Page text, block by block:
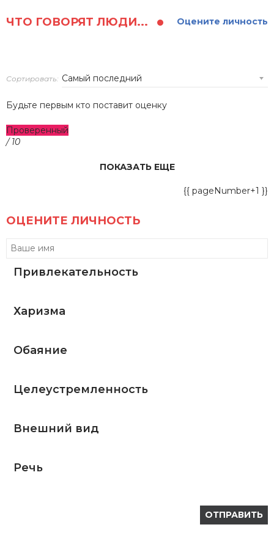
ЧТО ГОВОРЯТ ЛЮДИ... Оцените личность
Сортировать:
Будьте первым кто поставит оценку
Проверенный
/ 10
ПОКАЗАТЬ ЕЩЕ
{{ pageNumber+1 }}
ОЦЕНИТЕ ЛИЧНОСТЬ
Привлекательность
Харизма
Обаяние
Целеустремленность
Внешний вид
Речь